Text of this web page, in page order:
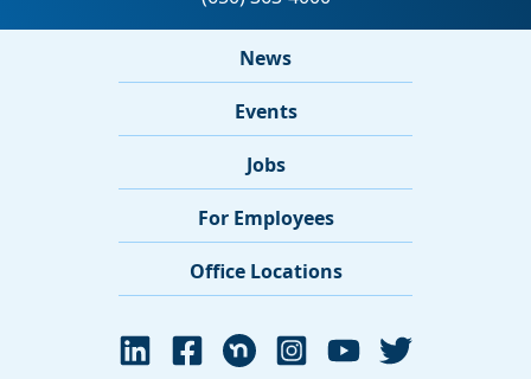
News
Events
Jobs
For Employees
Office Locations